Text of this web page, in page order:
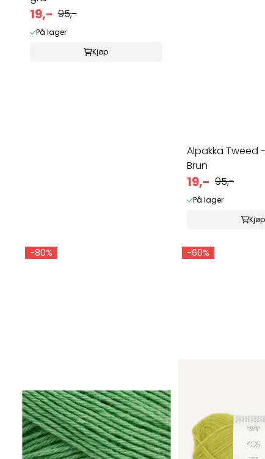
19,- 95,-
På lager
Kjøp
Alpakka Tweed -
Brun
19,- 95,-
På lager
Kjøp
-80% -60%